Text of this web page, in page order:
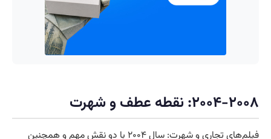
۲۰۰۴-۲۰۰۸: نقطه عطف و شهرت
فیلم‌های تجاری و شهرت: سال ۲۰۰۴ با دو نقش مهم و همچنین